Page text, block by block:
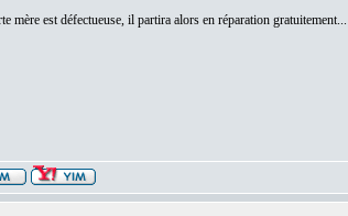
mère est défectueuse, il partira alors en réparation gratuitement...